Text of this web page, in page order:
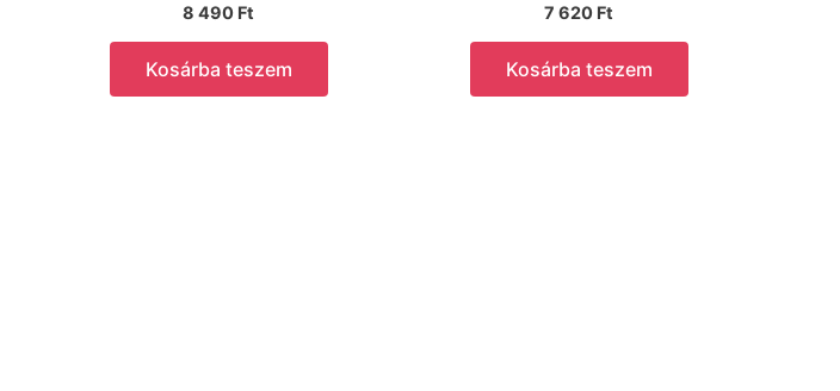
8 490 Ft
Kosárba teszem
7 620 Ft
Kosárba teszem